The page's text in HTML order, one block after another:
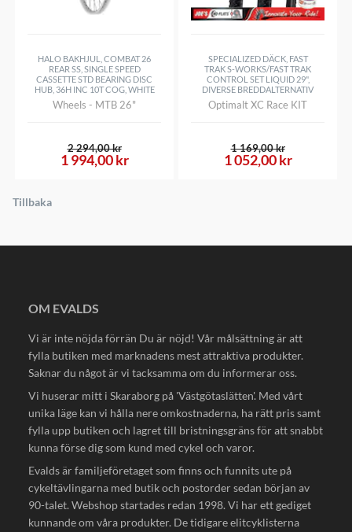
HALO BAKHJUL, COMBAT 26
REAR SS, SINGLE SPEED
CASSETTE STD BEARING DISC
HUB, 36H INC 10T COG, WHITE
Wheels - MTB 26"
1 994,00 kr
2 294,00 kr
SPECIALIZED DÄCK, FAST
TRAK S-WORKS/FAST TRAK
CONTROL SET LIQUID 29",
DIVERSE BREDDALTERNATIV
Optimalt XC Race KIT
1 052,00 kr
1 169,00 kr
Tillbaka
OM EVALDS
Vi är inte nöjda förrän Du är nöjd! Vår målsättning är att
fylla butiken med marknadens mest attraktiva produkter.
Saknar du något är vi tacksamma om du informerar oss.
Vi huserar mitt i Skaraborg på 'Västgötaslätten'. Med vårt
unika läge kan vi hålla nere omkostnaderna, ha rätt pris samt
fylla upp butiken och lagret till bristningsgräns för att snabbt
kunna förse dig som kund med cykel och varor.
Evalds är familjeföretaget som finns och funnits ute på
cykeltävlingarna med butik och postorder sedan början av
90-talet. Webshop startades redan 1998. Vi har ett gediget
kunnande om våra produkter. De tidigare elitcyklisterna